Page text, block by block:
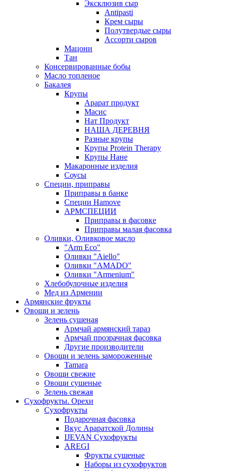
Эксклюзив сыр
Antipasti
Крем сыры
Полутвердые сыры
Ассорти сыров
Мацони
Тан
Консервированные бобы
Масло топленое
Бакалея
Крупы
Арарат продукт
Масис
Нат Продукт
НАША ДЕРЕВНЯ
Разные крупы
Крупы Protein Therapy
Крупы Нане
Макаронные изделия
Соусы
Специи, приправы
Приправы в банке
Специи Hamove
АРМСПЕЦИИ
Приправы в фасовке
Приправы малая фасовка
Оливки, Оливковое масло
"Arm Eco"
Оливки "Aiello"
Оливки "AMADO"
Оливки "Armenium"
Хлебобулочные изделия
Мед из Армении
Армянские фрукты
Овощи и зелень
Зелень сушеная
Армчай армянский тараз
Армчай прозрачная фасовка
Другие производители
Овощи и зелень замороженные
Tamara
Овощи свежие
Овощи сушеные
Зелень свежая
Сухофрукты. Орехи
Сухофрукты
Подарочная фасовка
Вкус Араратской Долины
IJEVAN Сухофрукты
AREGI
Фрукты сушеные
Наборы из сухофруктов